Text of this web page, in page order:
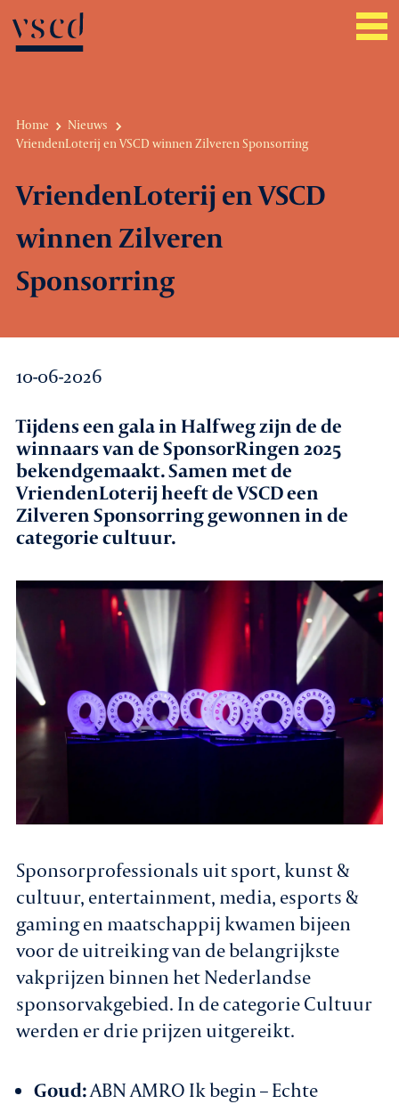
Over VSCD
Belangenbehartiging
Werkgeverszaken
Promotie
Netwerk & service
Lid worden
Agenda
Leden
Nieuws
In gesprek met leden
Vacatures
Aanmelden nieuwsbrief
Home
Nieuws
VriendenLoterij en VSCD winnen Zilveren Sponsorring
VriendenLoterij en VSCD
winnen Zilveren
Sponsorring
10-06-2026
Tijdens een gala in Halfweg zijn dede
winnaars van de SponsorRingen 2025
bekendgemaakt. Samen met de
VriendenLoterij heeft de VSCD een
Zilveren Sponsorring gewonnen in de
categorie cultuur.
Sponsorprofessionals uit sport, kunst &
cultuur, entertainment, media, esports &
gaming en maatschappij kwamen bijeen
voor de uitreiking van de belangrijkste
vakprijzen binnen het Nederlandse
sponsorvakgebied. In de categorie Cultuur
werden er drie prijzen uitgereikt.
Goud:ABN AMRO Ik begin – Echte